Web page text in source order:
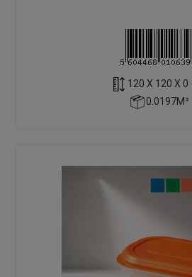
120 X 120 X 0 -
0.0197M³